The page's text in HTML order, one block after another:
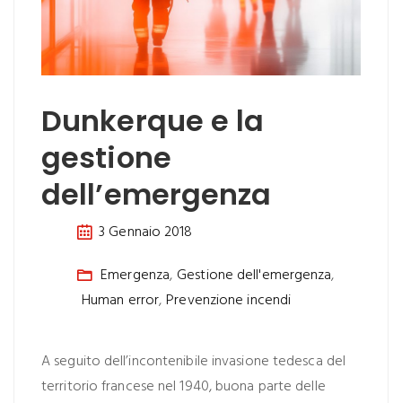
Dunkerque e la
gestione
dell’emergenza
3 Gennaio 2018
Emergenza, Gestione dell'emergenza,
Human error, Prevenzione incendi
A seguito dell’incontenibile invasione tedesca del
territorio francese nel 1940, buona parte delle